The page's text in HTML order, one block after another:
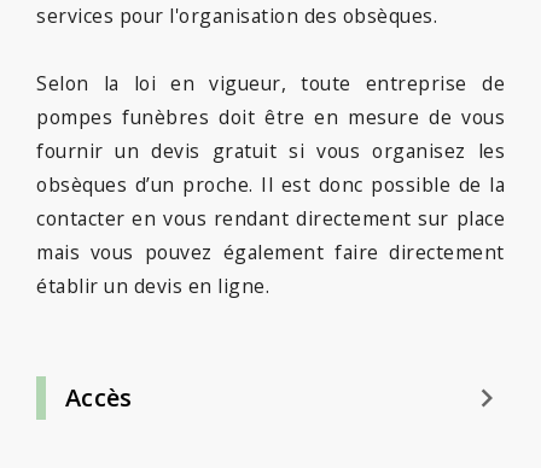
services pour l'organisation des obsèques.
Selon la loi en vigueur, toute entreprise de
pompes funèbres doit être en mesure de vous
fournir un devis gratuit si vous organisez les
obsèques d’un proche. Il est donc possible de la
contacter en vous rendant directement sur place
mais vous pouvez également faire directement
établir un devis en ligne.
Accès keyboard_arrow_right